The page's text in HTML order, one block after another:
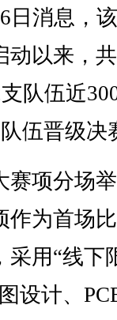
日消息，
动以来，
队伍近
伍晋级决
项分场
作为首场
采用“线下
设计、